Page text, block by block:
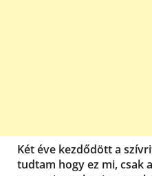
Két éve kezdődött a
tudtam hogy ez mi, csak